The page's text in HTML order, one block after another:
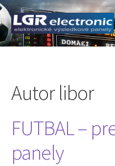
Preskočiť
na
navigáciu
Preskočiť
na
obsah
Domovská stránka
Blog
Časomiera – STOPKY
Cenníkové tabule
Autorlibor
FUTBAL –
panely